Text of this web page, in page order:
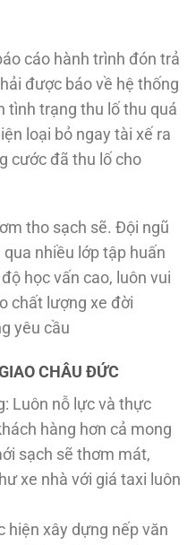
cáo hành trình đón trả
được báo về hệ thống
tình trạng thu lố thu quá
loại bỏ ngay tài xế ra
cước đã thu lố cho
tho sạch sẽ. Đội ngũ
nhiều lớp tập huấn
học vấn cao, luôn vui
chất lượng xe đời
yêu cầu
CHÂU ĐỨC
Luôn nỗ lực và thực
hàng hơn cả mong
sạch sẽ thơm mát,
xe nhà với giá taxi luôn
hiện xây dựng nếp văn